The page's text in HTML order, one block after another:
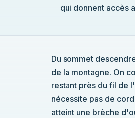
qui donnent accès
Du sommet
de la montagne. On
restant près du fil de
nécessite pas de
atteint une brèche